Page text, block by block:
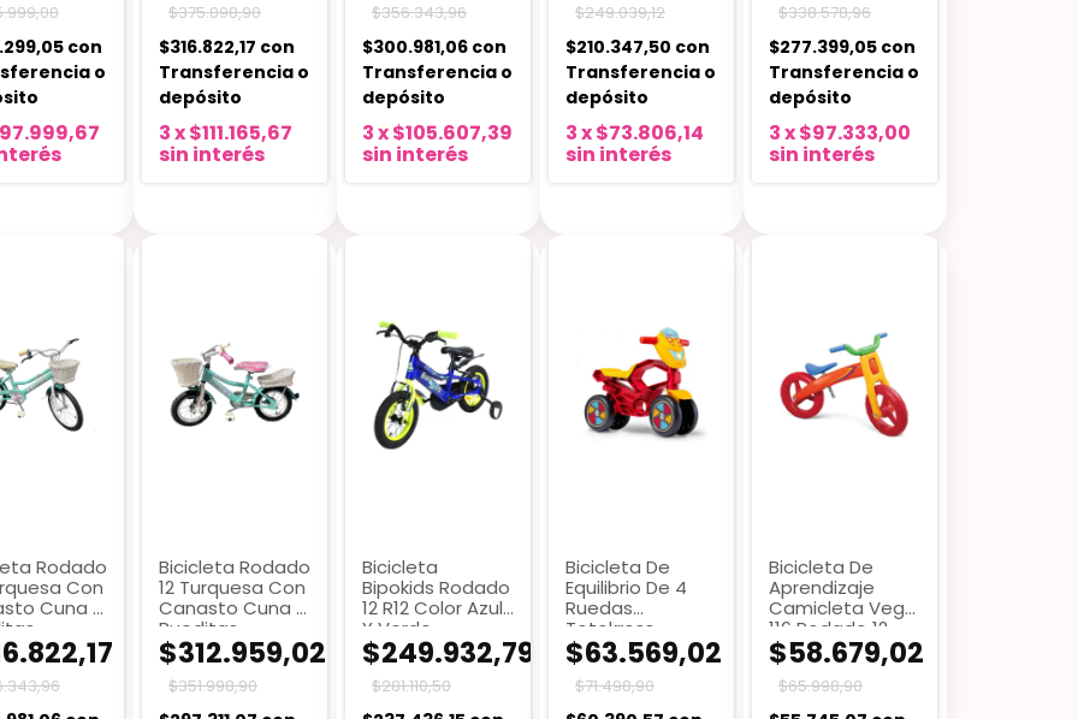
con
o
$375.098,90
$316.822,17 con
Transferencia o
depósito
3x$111.165,67
sin interés
$356.343,96
$300.981,06 con
Transferencia o
depósito
3x$105.607,39
sin interés
$249.039,12
$210.347,50 con
Transferencia o
depósito
3x$73.806,14
sin interés
$338.578,96
$277.399,05 con
Transferencia o
depósito
3x$97.333,00
sin interés
Rodado
Con
Cuna Y
Bicicleta Rodado
12 Turquesa Con
Canasto Cuna Y
Rueditas
$312.959,02
$351.998,90
Bicicleta
Bipokids Rodado
12 R12 Color Azul
Y Verde
$249.932,79
$281.110,50
Bicicleta De
Equilibrio De 4
Ruedas
Totokross
Cardoso
$63.569,02
$71.498,90
Bicicleta De
Aprendizaje
Camicleta Vegui
116 Rodado 12
$58.679,02
$65.998,90